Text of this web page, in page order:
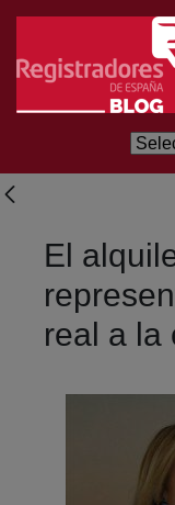
Salta al contingut
El
real a la